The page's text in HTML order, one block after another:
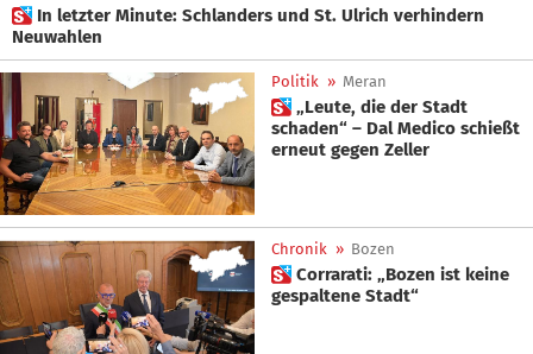
 In letzter Minute: Schlanders und St. Ulrich verhindern
Neuwahlen
Politik » Meran
 „Leute, die der Stadt
schaden“ – Dal Medico schießt
erneut gegen Zeller
Chronik » Bozen
 Corrarati: „Bozen ist keine
gespaltene Stadt“